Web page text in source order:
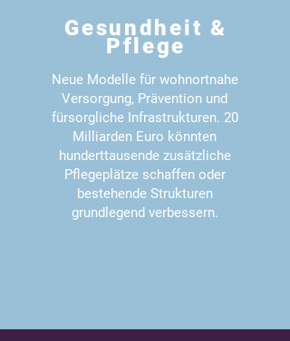
Gesundheit &
Pflege
Neue Modelle für wohnortnahe
Versorgung, Prävention und
fürsorgliche Infrastrukturen. 20
Milliarden Euro könnten
hunderttausende zusätzliche
Pflegeplätze schaffen oder
bestehende Strukturen
grundlegend verbessern.